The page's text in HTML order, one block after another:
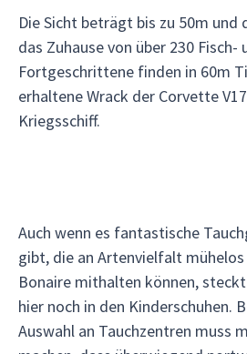
Die Sicht beträgt bis zu 50m und
das Zuhause von über 230
Fortgeschrittene finden in 60m
erhaltene Wrack der Corvette
Kriegsschiff.
Auch wenn es fantastische
gibt, die an Artenvielfalt
Bonaire mithalten können,
hier noch in den Kinderschuhen.
Auswahl an Tauchzentren muss